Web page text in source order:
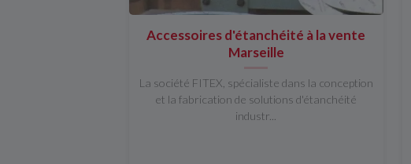
Accessoires d'étanchéité à la vente
Marseille
La société FITEX, spécialiste dans la conception
et la fabrication de solutions d'étanchéité
industr...